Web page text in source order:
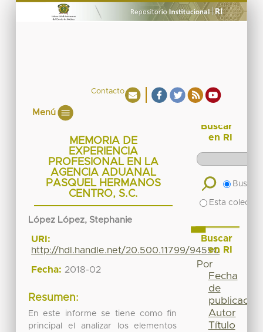
Contacto
Menú
MEMORIA DE
EXPERIENCIA
PROFESIONAL EN LA
AGENCIA ADUANAL
PASQUEL HERMANOS
CENTRO, S.C.
López López, Stephanie
URI:
http://hdl.handle.net/20.500.11799/94590
Fecha: 2018-02
Resumen:
En este informe se tiene como fin
principal el analizar los elementos
Buscar
en RI
Buscar
Esta
Buscar
en RI
Por
Fecha
de
publicación
Autor
Título